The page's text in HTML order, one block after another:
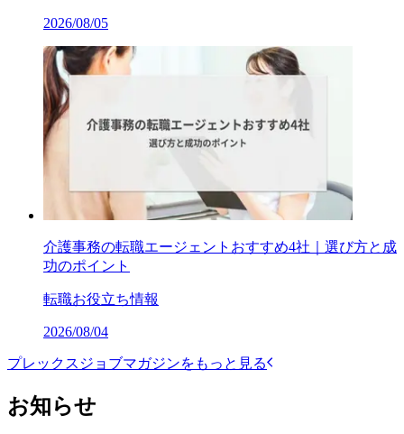
2026/08/05
介護事務の転職エージェントおすすめ4社｜選び方と成
功のポイント
転職お役立ち情報
2026/08/04
プレックスジョブマガジンをもっと見る
お知らせ